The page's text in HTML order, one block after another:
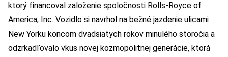
ktorý financoval založenie spoločnosti Rolls-Royce of
America, Inc. Vozidlo si navrhol na bežné jazdenie ulicami
New Yorku koncom dvadsiatych rokov minulého storočia a
odzrkadľovalo vkus novej kozmopolitnej generácie, ktorá